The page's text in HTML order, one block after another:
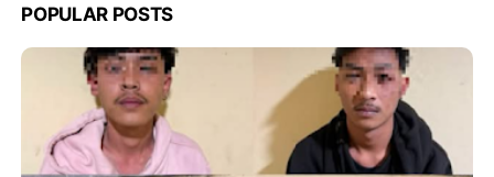
POPULAR POSTS